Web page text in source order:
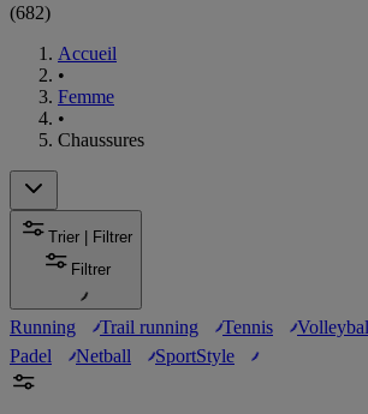
(682)
Accueil
•
Femme
•
Chaussures
Trier | Filtrer
Filtrer
Running Trail running Tennis
Padel
Netball SportStyle